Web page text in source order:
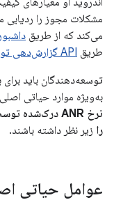
مشکلات مجوز را ردیابی
می‌کند که از طریق
طریق API گزارش‌دهی توسعه‌دهندگان گوگل پلی
توسعه‌دهندگان باید برای
به‌ویژه موارد حیاتی اصلی
نرخ ANR درک‌شده توسط کاربر
را زیر نظر داشته باشند.
عوامل حیاتی